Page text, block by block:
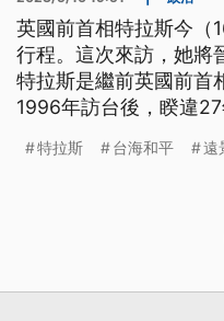
英國前首相特拉斯今（
行程。這次來訪，她將
特拉斯是繼前英國前首
1996年訪台後，睽違
特拉斯 台海和平 遠